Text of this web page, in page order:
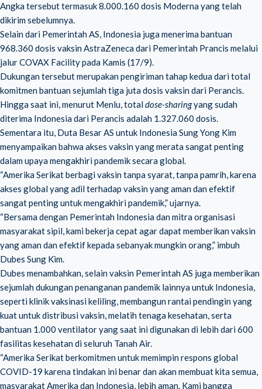
Angka tersebut termasuk 8.000.160 dosis Moderna yang telah
dikirim sebelumnya.
Selain dari Pemerintah AS, Indonesia juga menerima bantuan
968.360 dosis vaksin AstraZeneca dari Pemerintah Prancis melalui
jalur COVAX Facility pada Kamis (17/9).
Dukungan tersebut merupakan pengiriman tahap kedua dari total
komitmen bantuan sejumlah tiga juta dosis vaksin dari Perancis.
Hingga saat ini, menurut Menlu, totaldose-sharingyang sudah
diterima Indonesia dari Perancis adalah 1.327.060 dosis.
Sementara itu, Duta Besar AS untuk Indonesia Sung Yong Kim
menyampaikan bahwa akses vaksin yang merata sangat penting
dalam upaya mengakhiri pandemik secara global.
“Amerika Serikat berbagi vaksin tanpa syarat, tanpa pamrih, karena
akses global yang adil terhadap vaksin yang aman dan efektif
sangat penting untuk mengakhiri pandemik,” ujarnya.
“Bersama dengan Pemerintah Indonesia dan mitra organisasi
masyarakat sipil, kami bekerja cepat agar dapat memberikan vaksin
yang aman dan efektif kepada sebanyak mungkin orang,” imbuh
Dubes Sung Kim.
Dubes menambahkan, selain vaksin Pemerintah AS juga memberikan
sejumlah dukungan penanganan pandemik lainnya untuk Indonesia,
seperti klinik vaksinasi keliling, membangun rantai pendingin yang
kuat untuk distribusi vaksin, melatih tenaga kesehatan, serta
bantuan 1.000 ventilator yang saat ini digunakan di lebih dari 600
fasilitas kesehatan di seluruh Tanah Air.
“Amerika Serikat berkomitmen untuk memimpin respons global
COVID-19 karena tindakan ini benar dan akan membuat kita semua,
masyarakat Amerika dan Indonesia, lebih aman. Kami bangga